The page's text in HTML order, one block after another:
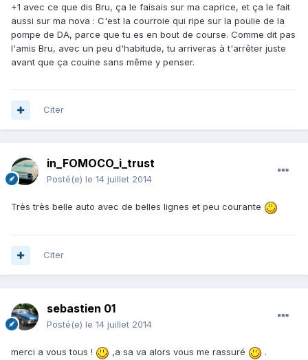
+1 avec ce que dis Bru, ça le faisais sur ma caprice, et ça le fait
aussi sur ma nova : C'est la courroie qui ripe sur la poulie de la
pompe de DA, parce que tu es en bout de course. Comme dit pas
l'amis Bru, avec un peu d'habitude, tu arriveras à t'arrêter juste
avant que ça couine sans même y penser.
Citer
in_FOMOCO_i_trust
Posté(e) le 14 juillet 2014
Très très belle auto avec de belles lignes et peu courante
Citer
sebastien 01
Posté(e) le 14 juillet 2014
merci a vous tous ! ,a sa va alors vous me rassuré
.